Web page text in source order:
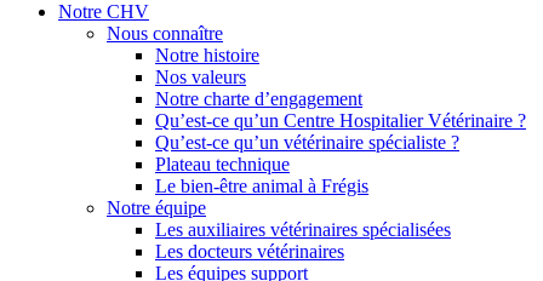
Notre CHV
Nous connaître
Notre histoire
Nos valeurs
Notre charte d’engagement
Qu’est-ce qu’un Centre Hospitalier Vétérinaire ?
Qu’est-ce qu’un vétérinaire spécialiste ?
Plateau technique
Le bien-être animal à Frégis
Notre équipe
Les auxiliaires vétérinaires spécialisées
Les docteurs vétérinaires
Les équipes support